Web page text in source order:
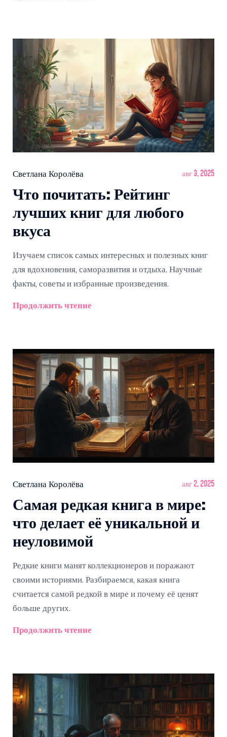
Светлана Королёва авг 3, 2025
Что почитать: Рейтинг
лучших книг для любого
вкуса
Изучаем список самых интересных и полезных книг
для вдохновения, саморазвития и отдыха. Научные
факты, советы и избранные произведения.
Продолжить чтение
Светлана Королёва авг 2, 2025
Самая редкая книга в мире:
что делает её уникальной и
неуловимой
Редкие книги манят коллекционеров и поражают
своими историями. Разбираемся, какая книга
считается самой редкой в мире и почему её ценят
больше других.
Продолжить чтение